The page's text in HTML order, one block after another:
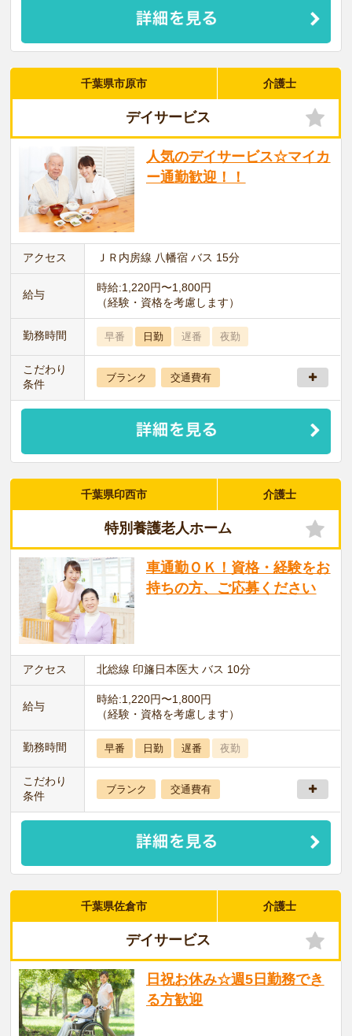
千葉県市原市 介護士
デイサービス
人気のデイサービス☆マイカ
ー通勤歓迎！！
アクセス ＪＲ内房線 八幡宿 バス 15分
給与
時給:1,220円〜1,800円
（経験・資格を考慮します）
勤務時間 早番 日勤 遅番 夜勤
こだわり
条件
ブランク 交通費有
千葉県印西市 介護士
特別養護老人ホーム
車通勤ＯＫ！資格・経験をお
持ちの方、ご応募ください
アクセス 北総線 印旛日本医大 バス 10分
給与
時給:1,220円〜1,800円
（経験・資格を考慮します）
勤務時間 早番 日勤 遅番 夜勤
こだわり
条件
ブランク 交通費有
千葉県佐倉市 介護士
デイサービス
日祝お休み☆週5日勤務でき
る方歓迎